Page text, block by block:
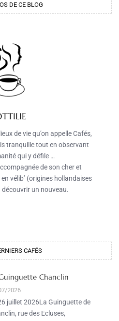
DE CE BLOG
de vie qu’on appelle Cafés,
tranquille tout en observant
qui y défile …
de son cher et
vélib’ (origines hollandaises
découvrir un nouveau.
CAFÉS​
Chanclin
2026
juillet 2026La Guinguette de
rue des Ecluses,